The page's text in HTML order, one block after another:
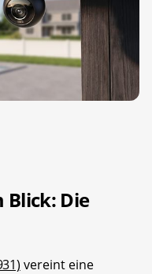
Blick: Die
vereint eine